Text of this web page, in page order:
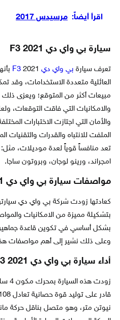
اقرأ أيضاً: مرسيدس 2017
سيارة بي واي دي F3 2021
تعرف سيارة بي واي دي F3
العائلية متعددة الاستخدامات، وقد
مبيعات أكثر من المتوقع؛ ويعزى ذلك
والامكانيات التي فاقت التوقعات،
والأمان التي اجتازت الاختبارات
الملفت للانتباه والقدرات والتقنيات
امجراند، ورينو لوجان، وبروتون ساجا.
مواصفات سيارة بي واي دي F3 2021
بتشكيلة مميزة من الامكانيات
بشكل أساسي في تكوين قاعدة
وعلى ذلك نشير إلى أهم مواصفات هذه
أداء سيارة بي واي دي F3 2021
نيوتن متر، وهو متصل بناقل حركة